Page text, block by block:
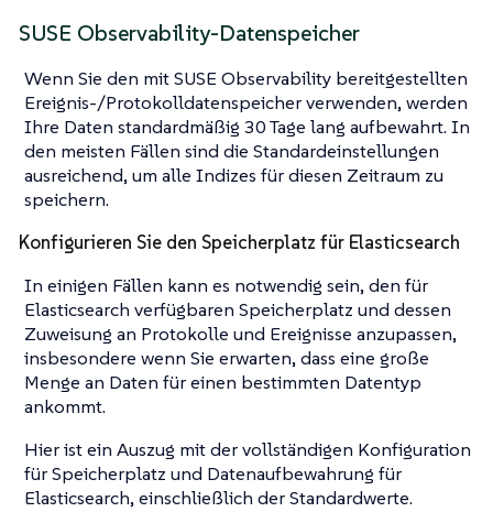
SUSE Observability-Datenspeicher
Wenn Sie den mit SUSE Observability bereitgestellten
Ereignis-/Protokolldatenspeicher verwenden, werden
Ihre Daten standardmäßig 30 Tage lang aufbewahrt. In
den meisten Fällen sind die Standardeinstellungen
ausreichend, um alle Indizes für diesen Zeitraum zu
speichern.
Konfigurieren Sie den Speicherplatz für Elasticsearch
In einigen Fällen kann es notwendig sein, den für
Elasticsearch verfügbaren Speicherplatz und dessen
Zuweisung an Protokolle und Ereignisse anzupassen,
insbesondere wenn Sie erwarten, dass eine große
Menge an Daten für einen bestimmten Datentyp
ankommt.
Hier ist ein Auszug mit der vollständigen Konfiguration
für Speicherplatz und Datenaufbewahrung für
Elasticsearch, einschließlich der Standardwerte.